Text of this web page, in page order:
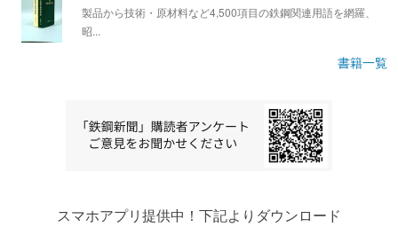
製品から技術・原材料など4,500項目の鉄鋼関連用語を網羅、
昭...
書籍一覧
スマホアプリ提供中！下記よりダウンロード